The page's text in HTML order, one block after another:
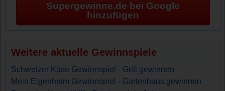
Supergewinne.de bei Google
hinzufügen
Weitere aktuelle Gewinnspiele
Schweizer Käse Gewinnspiel - Grill gewinnen
Mein Eigenheim Gewinnspiel - Gartenhaus gewinnen